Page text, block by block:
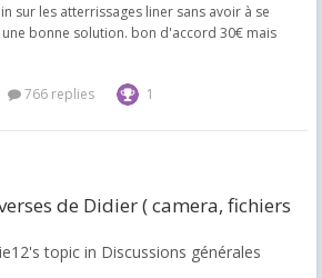
sur les atterrissages liner sans avoir à se
bonne solution. bon d'accord 30€ mais
766 replies 1
de Didier ( camera, fichiers
topic in Discussions générales